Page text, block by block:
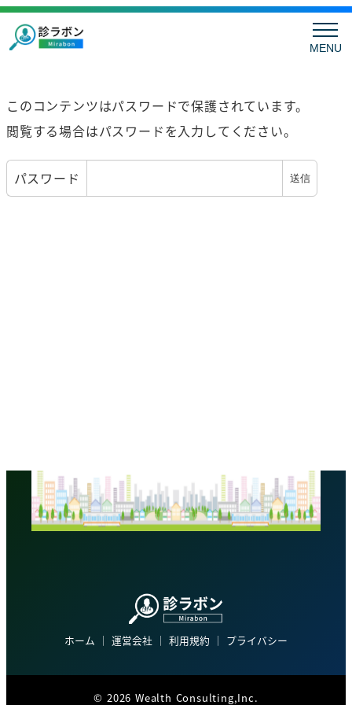
MENU
このコンテンツはパスワードで保護されています。
閲覧する場合はパスワードを入力してください。
パスワード
ホーム │ 運営会社 │ 利用規約 │ プライバシー
© 2026 Wealth Consulting,Inc.